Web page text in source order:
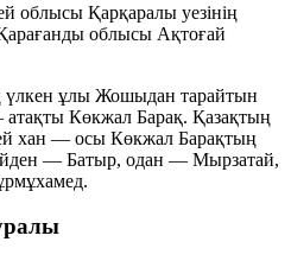
облысы Қарқаралы уезінің
облысы Ақтоғай
ұлы Жошыдан тарайтын
Көкжал Барақ. Қазақтың
хан — осы Көкжал Барақтың
— Батыр, одан — Мырзатай,